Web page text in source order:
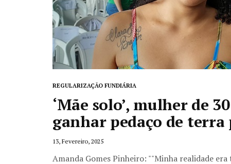
REGULARIZAÇÃO FUNDIÁRIA
‘Mãe solo’, mulher de
ganhar pedaço de
13, Fevereiro, 2025
Amanda Gomes Pinheiro: ""Minha realidade